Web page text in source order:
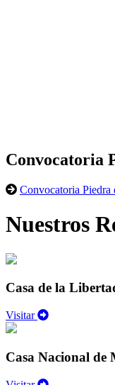
Convocatoria
Convocatoria Piedra
Nuestros
Casa de la
Visitar
Casa Nacional de